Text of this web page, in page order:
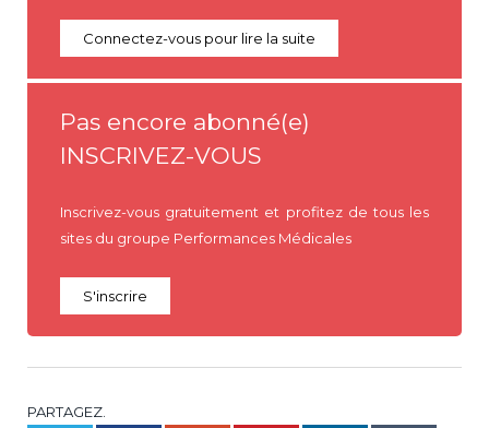
Connectez-vous pour lire la suite
Pas encore abonné(e)
INSCRIVEZ-VOUS
Inscrivez-vous gratuitement et profitez de tous les
sites du groupe Performances Médicales
S'inscrire
PARTAGEZ.